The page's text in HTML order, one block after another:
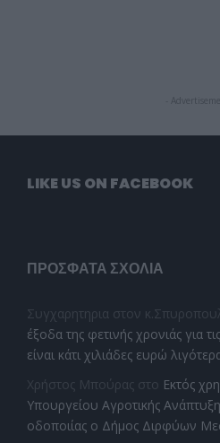
-
LIKE US ON FACEBOOK
ΠΡΌΣΦΑΤΑ ΣΧΌΛΙΑ
Συγχαρητηρια στον
έξοδα της φετινής χρονιάς για
είναι κάτι χιλιάδες ευρώ
Χρήστος Μπούρας στο Εκτός
Υπουργείου Αγροτικής
οδοποιίας ο Δήμος Διρφύων